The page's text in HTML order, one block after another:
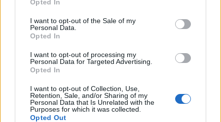
use your data for below specified purposes in below Google
consent section.
Opted In
I want to opt-out of the Sale of my
Personal Data.
Opted In
I want to opt-out of processing my
Personal Data for Targeted Advertising.
Opted In
I want to opt-out of Collection, Use,
Retention, Sale, and/or Sharing of my
Personal Data that Is Unrelated with the
Purposes for which it was collected.
Opted Out
Ajánlott bejegyzések:
Tovább titkolják Bauer bulijának számláit
Szaniszló Sándor - a 18. kerület
polgármester jelöltje